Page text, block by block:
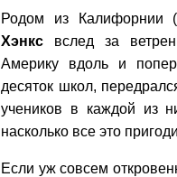
Родом из Калифорнии
Хэнкс вслед за
Америку вдоль и
десяток школ,
учеников в каждой из
насколько все это
Если уж совсем